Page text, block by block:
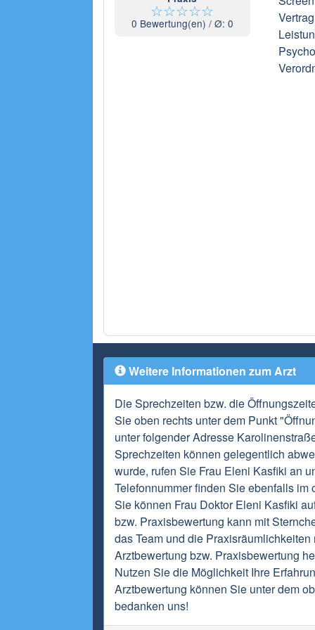
☆☆☆☆☆
0 Bewertung(en) / Ø: 0
Weitere Informationen zum Arzt
Die Sprechzeiten bzw. die
Sie oben rechts unter dem Punkt
unter folgender Adresse
Sprechzeiten können gelegentlich
wurde, rufen Sie Frau Eleni Kasfiki an
Telefonnummer finden Sie ebenfalls im
Sie können Frau Doktor Eleni Kasfiki
bzw. Praxisbewertung kann mit
das Team und die
Arztbewertung bzw. Praxisbewertung
Nutzen Sie die Möglichkeit Ihre
Arztbewertung können Sie unter dem
bedanken uns!